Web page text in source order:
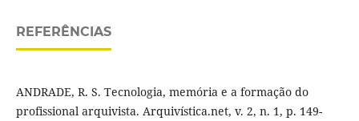
REFERÊNCIAS
ANDRADE, R. S. Tecnologia, memória e a formação do
profissional arquivista. Arquivística.net, v. 2, n. 1, p. 149-